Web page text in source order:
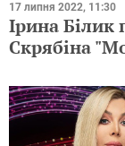
17 липня 2022, 11:30
Ірина Білик
Скрябіна